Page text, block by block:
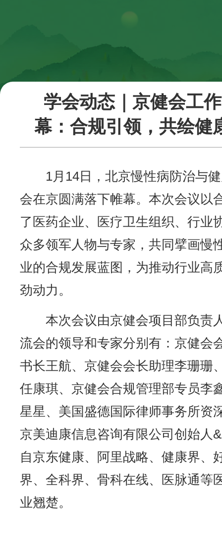
学会动态｜京健会工
幕：合规引领，共绘健
1月14日，北京慢性病防治与
会在京圆满落下帷幕。本次会议以
了医药企业、医疗卫生组织、行业
众多领军人物与专家，共同擘画慢
业的合规发展蓝图，为推动行业高
劲动力。
本次会议由京健会项目部负责
流会的领导和专家分别有：京健会
书长王航、京健会会长助理李珊珊
任康琪、京健会合规管理部专员李
星星、美国盛德国际律师事务所资
京美迪康信息咨询有限公司创始人
自京东健康、阿里战略、健康界、
界、全科界、骨科在线、医脉通等
业翘楚。